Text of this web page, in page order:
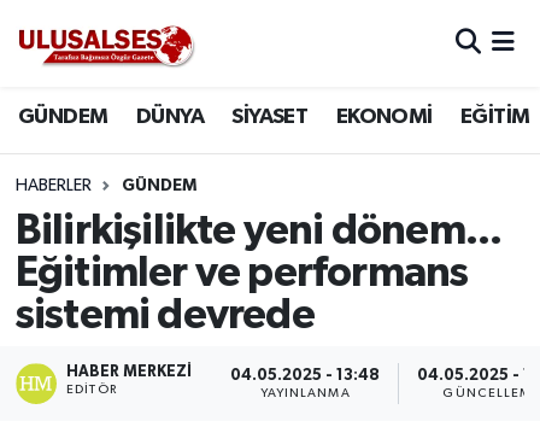
GÜNDEM DÜNYA SİYASET EKONOMİ EĞİTİM
HABERLER GÜNDEM
Bilirkişilikte yeni dönem...
Eğitimler ve performans
sistemi devrede
HABER MERKEZI
EDITÖR
04.05.2025 - 13:48
YAYINLANMA
04.05.2025 -
GÜNCELLEME
DÜNYA
SİYASET
EKONOMİ
SAĞLIK
Trafik Durumu
Süper Lig Puan Durumu ve Fikstür
Tüm Manşetler
Haber Arşivi